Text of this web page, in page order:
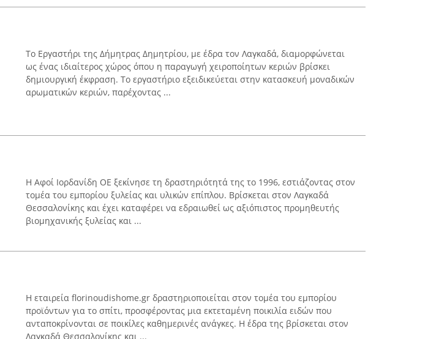
Το Εργαστήρι της Δήμητρας Δημητρίου, με έδρα τον Λαγκαδά, διαμορφώνεται
ως ένας ιδιαίτερος χώρος όπου η παραγωγή χειροποίητων κεριών βρίσκει
δημιουργική έκφραση. Το εργαστήριο εξειδικεύεται στην κατασκευή μοναδικών
αρωματικών κεριών, παρέχοντας ...
Η Αφοί Ιορδανίδη ΟΕ ξεκίνησε τη δραστηριότητά της το 1996, εστιάζοντας στον
τομέα του εμπορίου ξυλείας και υλικών επίπλου. Βρίσκεται στον Λαγκαδά
Θεσσαλονίκης και έχει καταφέρει να εδραιωθεί ως αξιόπιστος προμηθευτής
βιομηχανικής ξυλείας και ...
Η εταιρεία florinoudishome.gr δραστηριοποιείται στον τομέα του εμπορίου
προϊόντων για το σπίτι, προσφέροντας μια εκτεταμένη ποικιλία ειδών που
ανταποκρίνονται σε ποικίλες καθημερινές ανάγκες. Η έδρα της βρίσκεται στον
Λαγκαδά Θεσσαλονίκης και ...